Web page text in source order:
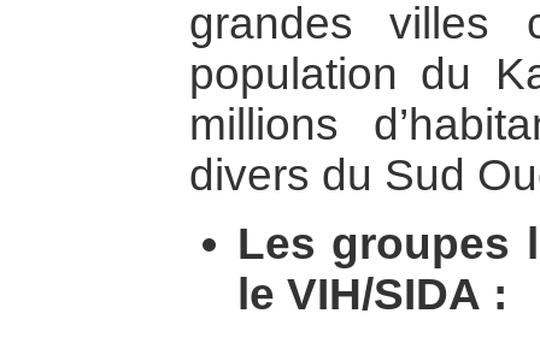
grandes villes
population du
millions
divers du Sud
Les groupes
le VIH/SIDA :